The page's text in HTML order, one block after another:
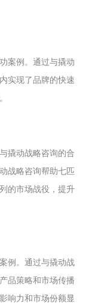
案例。通过与撬动
实现了品牌的快速
撬动战略咨询的合
战略咨询帮助七匹
的市场战役，提升
例。通过与撬动战
品策略和市场传播
响力和市场份额显